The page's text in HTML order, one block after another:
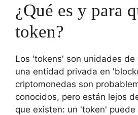
¿Qué es y para
token?
Los 'tokens' son unidades
una entidad privada en
criptomonedas son
conocidos, pero están lejos
que existen: un 'token'